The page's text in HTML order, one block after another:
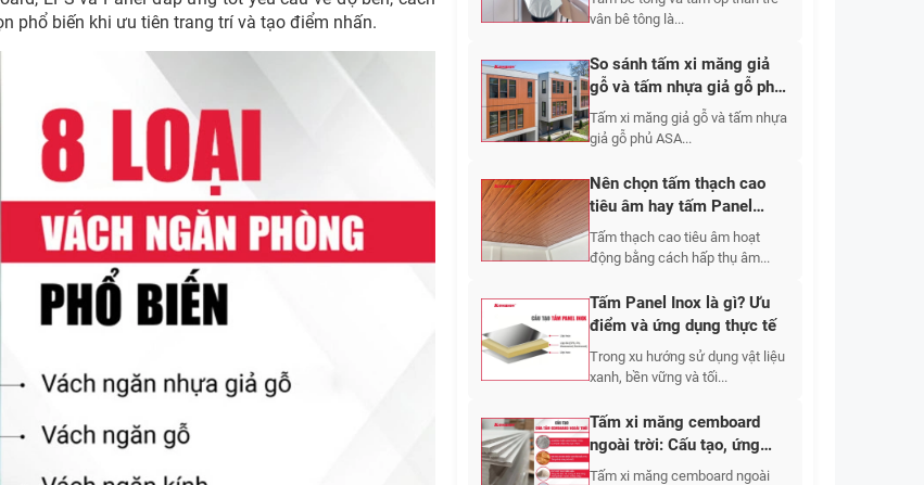
phổ biến khi ưu tiên trang trí và tạo điểm nhấn.
vân bê tông là...
So sánh tấm xi măng giả
gỗ và tấm nhựa giả gỗ phủ
ASA
Tấm xi măng giả gỗ và tấm nhựa
giả gỗ phủ ASA...
Nên chọn tấm thạch cao
tiêu âm hay tấm Panel
cách âm?
Tấm thạch cao tiêu âm hoạt
động bằng cách hấp thụ âm...
Tấm Panel Inox là gì? Ưu
điểm và ứng dụng thực tế
Trong xu hướng sử dụng vật liệu
xanh, bền vững và tối...
Tấm xi măng cemboard
ngoài trời: Cấu tạo, ứng
dụng, báo giá 2026
Tấm xi măng cemboard ngoài